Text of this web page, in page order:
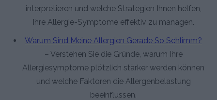
interpretieren und welche Strategien Ihnen helfen,
Ihre Allergie-Symptome effektiv zu managen.
Warum Sind Meine Allergien Gerade So Schlimm?
– Verstehen Sie die Gründe, warum Ihre
Allergiesymptome plötzlich stärker werden können
und welche Faktoren die Allergenbelastung
beeinflussen.